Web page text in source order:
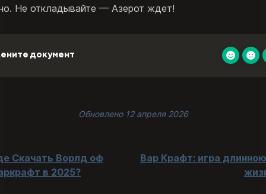
Не откладывайте — Азерот ждет!
документ
Обновлено 12 апреля 2026
Скачать Ворлд оф
в 2025?
Вар Крафт: игра